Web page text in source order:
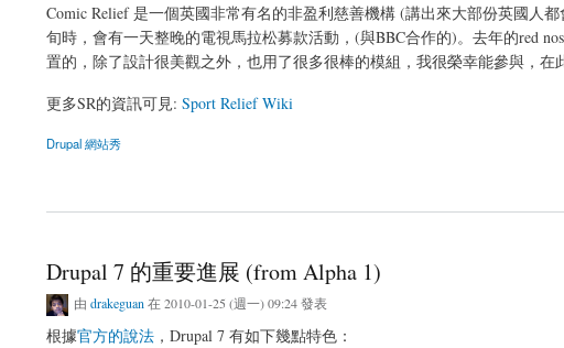
Comic Relief 是一個英國非常有名的非盈利慈善機構 (講出來大部份英國人
旬時，會有一天整晚的電視馬拉松募款活動，(與BBC合作的)。去年的red
置的，除了設計很美觀之外，也用了很多很棒的模組，我很榮幸能參與，在
更多SR的資訊可見: Sport Relief Wiki
Drupal 網站秀
Drupal 7 的重要進展 (from Alpha 1)
由 drakeguan 在 2010-01-25 (週一) 09:24 發表
根據官方的說法 ，Drupal 7 有如下幾點特色：